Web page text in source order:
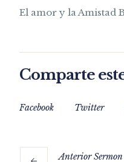
El amor y la Amistad
Comparte
Facebook Twitter
Anterior